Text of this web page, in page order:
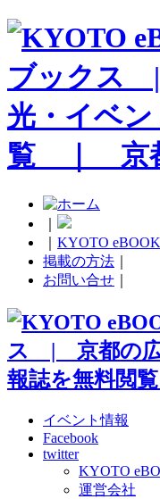
KYOTO
掲載の方法
お問い合せ
イベント情報
Facebook
twitter
KYOTO
運営会社